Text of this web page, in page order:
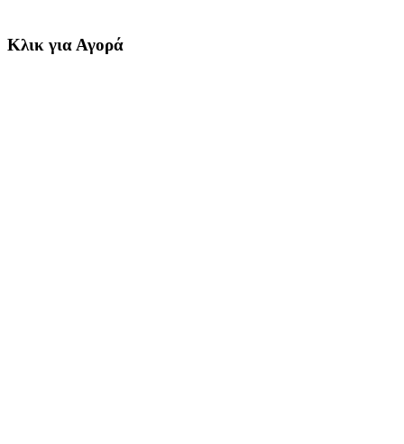
Κλικ για Αγορά